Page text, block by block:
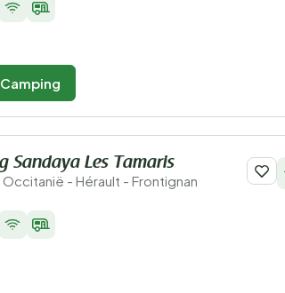
Sandaya Les Tamaris
Occitanië - Hérault - Frontignan